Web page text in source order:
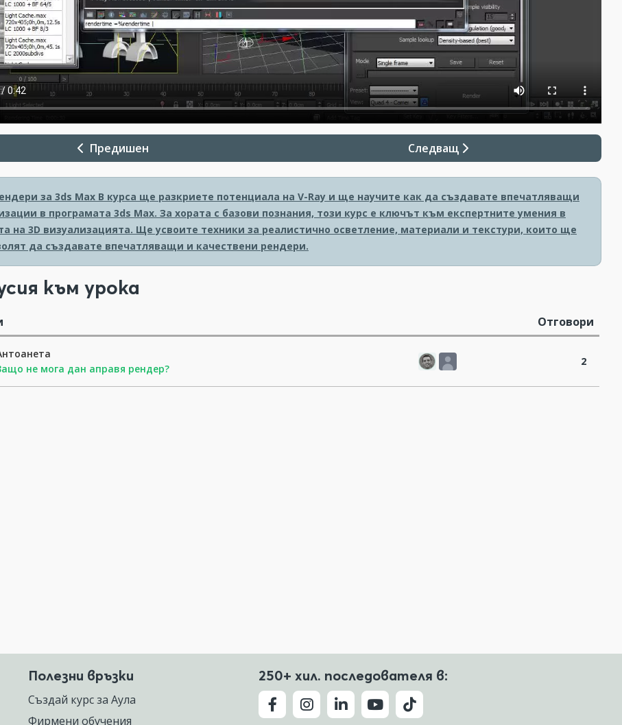
Предишен Следващ
за 3ds Max В курса ще разкриете потенциала на V-Ray и ще научите как да създавате впечатляващи
в програмата 3ds Max. За хората с базови познания, този курс е ключът към експертните умения в
на 3D визуализацията. Ще усвоите техники за реалистично осветление, материали и текстури, които ще
да създавате впечатляващи и качествени рендери.
към урока
Отговори
не мога дан аправя рендер?
2
Полезни връзки
Създай курс за Аула
Фирмени обучения
250+ хил. последователя в: